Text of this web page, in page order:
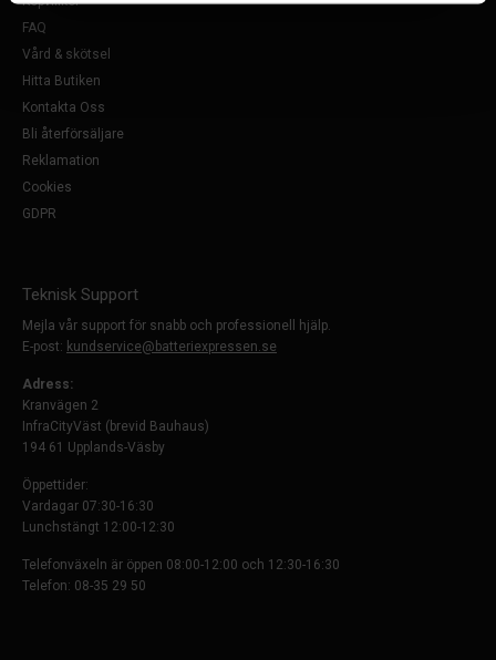
FAQ
Vård & skötsel
Hitta Butiken
Kontakta Oss
Bli återförsäljare
Reklamation
Cookies
GDPR
Teknisk Support
Mejla vår support för snabb och professionell hjälp.
E-post: kundservice@batteriexpressen.se
Adress:
Kranvägen 2
InfraCityVäst (brevid Bauhaus)
194 61 Upplands-Väsby
Öppettider:
Vardagar 07:30-16:30
Lunchstängt 12:00-12:30
Telefonväxeln är öppen 08:00-12:00 och 12:30-16:30
Telefon: 08-35 29 50